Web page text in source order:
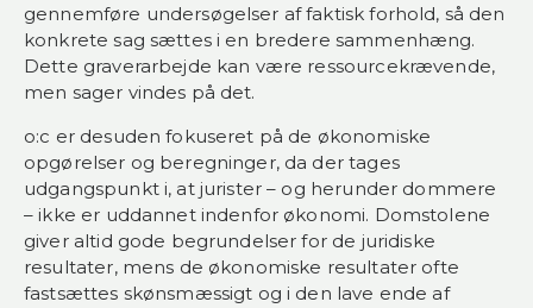
gennemføre undersøgelser af faktisk forhold, så den
konkrete sag sættes i en bredere sammenhæng.
Dette graverarbejde kan være ressourcekrævende,
men sager vindes på det.
o:c er desuden fokuseret på de økonomiske
opgørelser og beregninger, da der tages
udgangspunkt i, at jurister – og herunder dommere
– ikke er uddannet indenfor økonomi. Domstolene
giver altid gode begrundelser for de juridiske
resultater, mens de økonomiske resultater ofte
fastsættes skønsmæssigt og i den lave ende af